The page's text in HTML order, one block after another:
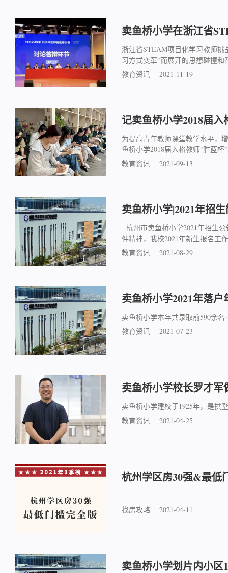
卖鱼桥小学在浙江省
浙江省STEAM项目化学习教师
习方式变革”而展开的思想碰撞和
教育资讯
2021-11-19
记卖鱼桥小学2018届
为提高青年教师课堂教学水平，
鱼桥小学2018届入格教师“胜蓝
教育资讯
2021-09-13
卖鱼桥小学|2021年招
杭州市卖鱼桥小学2021年招生
件精神，我校2021年新生报名工
教育资讯
2021-08-29
卖鱼桥小学2021年落
卖鱼桥小学本年共录取前590余
教育资讯
2021-07-23
卖鱼桥小学校长罗才
卖鱼桥小学建校于1925年，是拱
教育资讯
2021-04-25
杭州学区房30强&最低
找房攻略 2021-04-11
卖鱼桥小学划片内小区